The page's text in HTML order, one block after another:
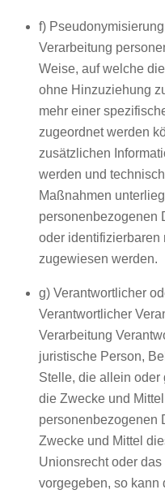
f)
Verarbeitung
Weise, auf welche
ohne Hinzuziehung
mehr einer
zugeordnet werden
zusätzlichen
werden und
Maßnahmen
personenbezogenen
oder identifizierbaren
zugewiesen werden.
g) Verantwortlicher
Verantwortlicher
Verarbeitung
juristische Person,
Stelle, die allein oder
die Zwecke und
personenbezogenen
Zwecke und Mittel
Unionsrecht oder
vorgegeben, so kann